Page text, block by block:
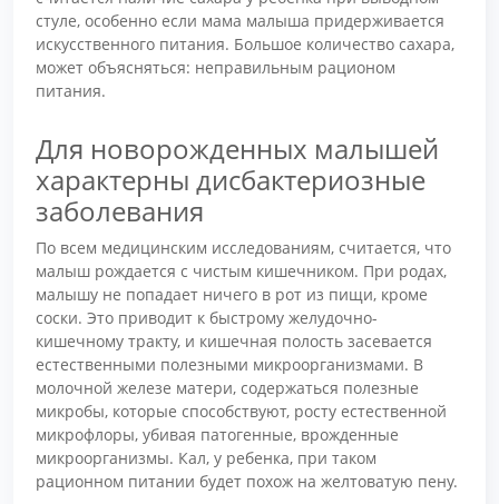
стуле, особенно если мама малыша придерживается
искусственного питания. Большое количество сахара,
может объясняться: неправильным рационом
питания.
Для новорожденных малышей
характерны дисбактериозные
заболевания
По всем медицинским исследованиям, считается, что
малыш рождается с чистым кишечником. При родах,
малышу не попадает ничего в рот из пищи, кроме
соски. Это приводит к быстрому желудочно-
кишечному тракту, и кишечная полость засевается
естественными полезными микроорганизмами. В
молочной железе матери, содержаться полезные
микробы, которые способствуют, росту естественной
микрофлоры, убивая патогенные, врожденные
микроорганизмы. Кал, у ребенка, при таком
рационном питании будет похож на желтоватую пену.